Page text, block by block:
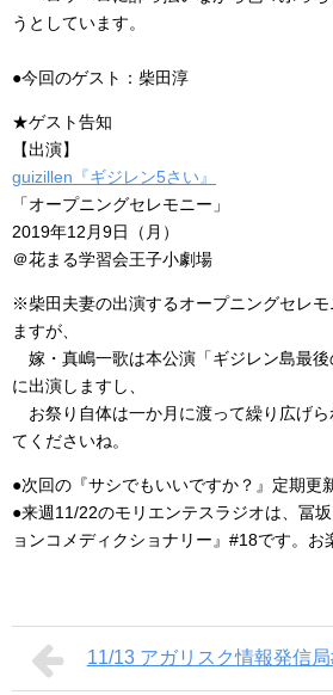
うとしています。
●今回のゲスト：柴田淳
★ゲスト告知
【出演】
guizillen『ギジレン5さい』
「オープニングセレモニー」
2019年12月9日（月）
＠花まる学習会王子小劇場
※柴田夫妻の出演するオープニングセレモ
ますが、
嫁・真嶋一歌は本公演「ギジレン島最後
に出演しますし、
お祭り自体は一か月に渡って繰り広げら
てくださいね。
●次回の『サシでもいいですか？』定期更
●来週11/22のモリエンテスラジオは、冨
ョンコメディクショナリー』#18です。お
11/13 アガリスク情報発信